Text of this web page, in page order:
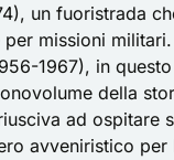
un fuoristrada
missioni militari.
1967), in
della
ad ospitare
avveniristico per